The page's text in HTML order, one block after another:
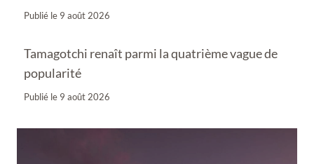
Publié le 9 août 2026
Tamagotchi renaît parmi la quatrième vague de
popularité
Publié le 9 août 2026